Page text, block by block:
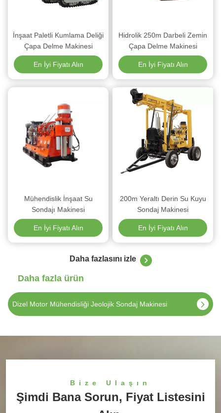
İnşaat Paletli Kumlama Deliği
Çapa Delme Makinesi
En İyi Fiyatı Alın
Hidrolik 250m Darbeli Zemin
Çapa Delme Makinesi
En İyi Fiyatı Alın
Mühendislik İnşaat Su
Sondajı Makinesi
En İyi Fiyatı Alın
200m Yeraltı Derin Su Kuyu
Sondaj Makinesi
En İyi Fiyatı Alın
Daha fazlasını izle
Daha fazla ürün
Bize Ulaşın
Şimdi Bana Sorun, Fiyat Listesini